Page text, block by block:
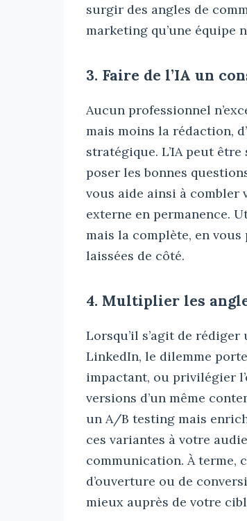
surgir des angles de
marketing qu’une équipe
3. Faire de l’IA un
Aucun professionnel
mais moins la rédaction,
stratégique. L’IA peut
poser les bonnes
vous aide ainsi à combler
externe en permanence.
mais la complète, en
laissées de côté.
4. Multiplier les
Lorsqu’il s’agit de
LinkedIn, le dilemme
impactant, ou privilégier
versions d’un même
un A/B testing mais
ces variantes à votre
communication. À terme,
d’ouverture ou de
mieux auprès de votre